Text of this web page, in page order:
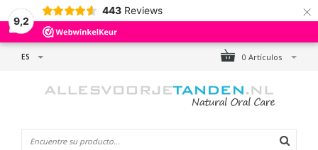
9,2
443 Reviews ×
0 Artículos
ES